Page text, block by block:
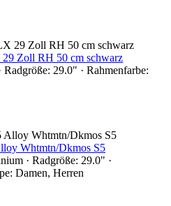
Zoll RH 50 cm schwarz
29.0" · Rahmenfarbe:
Whtmtn/Dkmos S5
· Radgröße: 29.0" ·
Damen, Herren